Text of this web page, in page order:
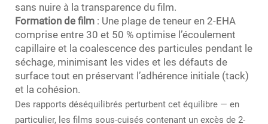
sans nuire à la transparence du film.
Formation de film : Une plage de teneur en 2-EHA
comprise entre 30 et 50 % optimise l’écoulement
capillaire et la coalescence des particules pendant le
séchage, minimisant les vides et les défauts de
surface tout en préservant l’adhérence initiale (tack)
et la cohésion.
Des rapports déséquilibrés perturbent cet équilibre — en
particulier, les films sous-cuisés contenant un excès de 2-